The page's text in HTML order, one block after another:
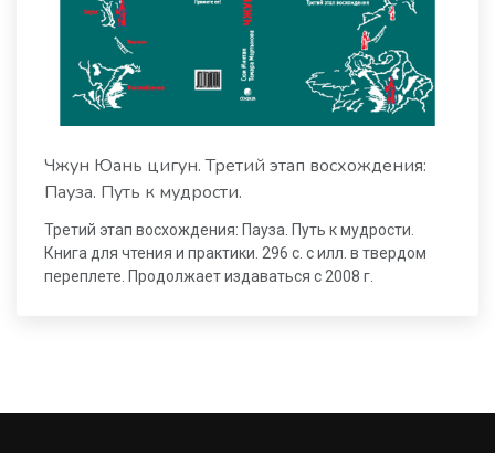
Чжун Юань цигун. Третий этап восхождения:
Пауза. Путь к мудрости.
Третий этап восхождения: Пауза. Путь к мудрости.
Книга для чтения и практики. 296 с. с илл. в твердом
переплете. Продолжает издаваться с 2008 г.